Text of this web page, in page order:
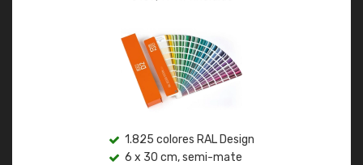
1.825 colores RAL Design
6 x 30 cm, semi-mate